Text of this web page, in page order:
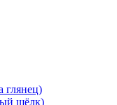
глянец)
шёлк)